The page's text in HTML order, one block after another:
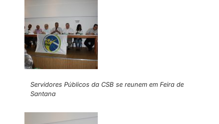
Servidores Públicos da CSB se reunem em Feira de
Santana